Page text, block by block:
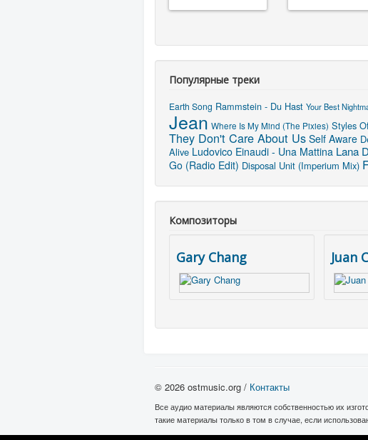
Популярные треки
Earth Song Rammstein - Du Hast Your Best
Jean Where Is My Mind (The Pixies) Styles
They Don't Care About Us Self Aware
Alive Ludovico Einaudi - Una Mattina Lana
Go (Radio Edit) Disposal Unit (Imperium Mix)
Композиторы
Gary Chang Juan
© 2026 ostmusic.org / Контакты
Все аудио материалы являются собственностью их
такие материалы только в том в случае, если